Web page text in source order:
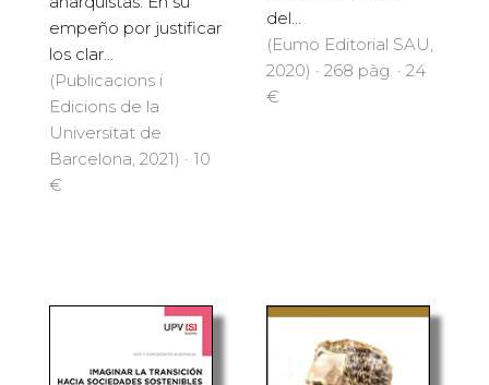
empeño por justificar
los clar...
(Publicacions i
Edicions de la
Universitat de
Barcelona, 2021) · 10
€
del...
(Eumo Editorial SAU,
2020) · 268 pàg. · 24
€